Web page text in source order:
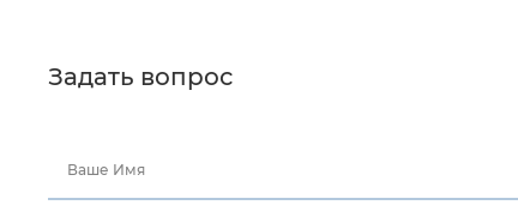
Задать вопрос
Ваше Имя